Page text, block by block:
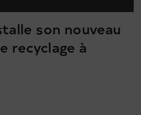
son nouveau
recyclage à